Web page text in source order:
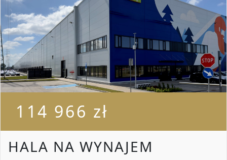
114 966 zł
HALA NA WYNAJEM